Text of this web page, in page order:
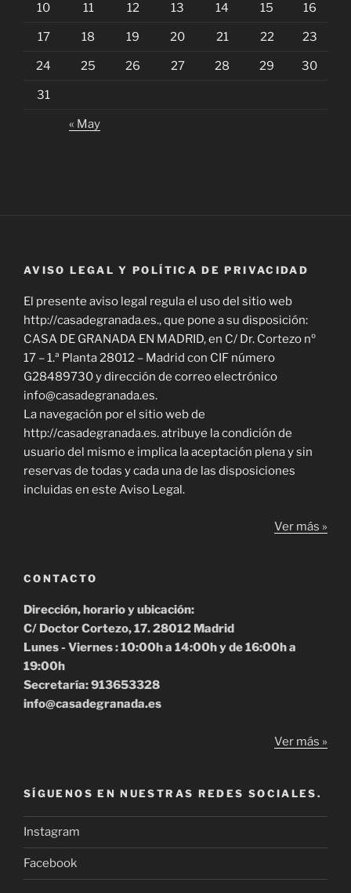
10 11 12 13 14 15 16
17 18 19 20 21 22 23
24 25 26 27 28 29 30
31
« May
AVISO LEGAL Y POLÍTICA DE PRIVACIDAD
El presente aviso legal regula el uso del sitio web
http://casadegranada.es., que pone a su disposición:
CASA DE GRANADA EN MADRID, en C/ Dr. Cortezo nº
17 – 1.ª Planta 28012 – Madrid con CIF número
G28489730 y dirección de correo electrónico
info@casadegranada.es.
La navegación por el sitio web de
http://casadegranada.es. atribuye la condición de
usuario del mismo e implica la aceptación plena y sin
reservas de todas y cada una de las disposiciones
incluidas en este Aviso Legal.
Ver más »
CONTACTO
Dirección, horario y ubicación:
C/ Doctor Cortezo, 17. 28012 Madrid
Lunes - Viernes : 10:00h a 14:00h y de 16:00h a
19:00h
Secretaría: 913653328
info@casadegranada.es
Ver más »
SÍGUENOS EN NUESTRAS REDES SOCIALES.
Instagram
Facebook